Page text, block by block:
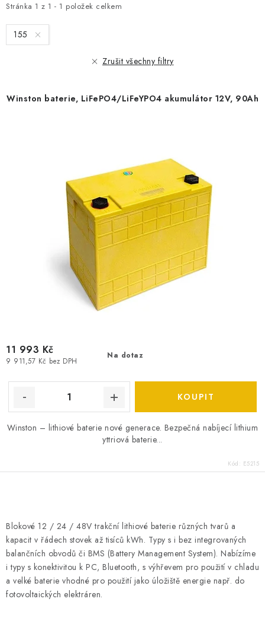
i
s
p
d
u
Stránka 1 z 1 - 1 položek celkem
e
n
í
o
d
155
Zrušit všechny filtry
Winston baterie, LiFePO4/LiFeYPO4 akumulátor 12V, 90Ah
Na dotaz
9 911,57 Kč bez DPH
11 993 Kč
Winston – lithiové baterie nové generace. Bezpečná nabíjecí lithium
yttriová baterie...
Kód: E5215
v
l
á
d
a
c
Blokové 12 / 24 / 48V trakční lithiové baterie různých tvarů a
kapacit v řádech stovek až tisíců kWh. Typy s i bez integrovaných
balančních obvodů či BMS (Battery Management System). Nabízíme
i typy s konektivitou k PC, Bluetooth, s výhřevem pro použití v chladu
a velké baterie vhodné pro použití jako úložiště energie např. do
fotovoltaických elektráren.